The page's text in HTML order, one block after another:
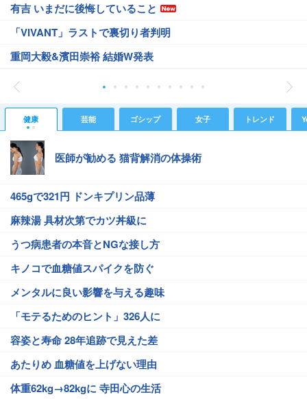
有吉 いまだに後悔していること
「VIVANT」ラストで裏切り者判明
重岡大毅&濱田崇裕 結婚W発表
健康 芸能 ゴシップ 女子 トレンド
医師が勧める 猫背解消の体操術
465gで321円 ドンキプリン品薄
麻辣湯 具材次第でカツ丼級に
うつ病患者の本音とNGな接し方
キノコで血糖値スパイクを防ぐ
メンタルに良い影響を与える趣味
「モテるためのヒント」326人に
容姿と寿命 28年追跡で見えた差
あたりめ 血糖値を上げない理由
体重62kg→82kgに 寺田心の生活